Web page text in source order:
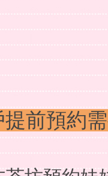
提前預約